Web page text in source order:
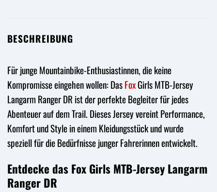
BESCHREIBUNG
Für junge Mountainbike-Enthusiastinnen, die keine
Kompromisse eingehen wollen: DasFoxGirls MTB-Jersey
Langarm Ranger DR ist der perfekte Begleiter für jedes
Abenteuer auf dem Trail. Dieses Jersey vereint Performance,
Komfort und Style in einem Kleidungsstück und wurde
speziell für die Bedürfnisse junger Fahrerinnen entwickelt.
Entdecke das Fox Girls MTB-Jersey Langarm
Ranger DR